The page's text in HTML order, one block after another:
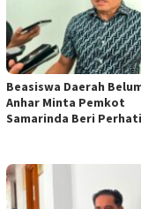
Beasiswa Daerah
Anhar Minta Pemkot
Samarinda Beri